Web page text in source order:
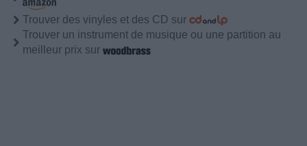
Trouver des vinyles et des CD sur
Trouver un instrument de musique ou une partition au
meilleur prix sur